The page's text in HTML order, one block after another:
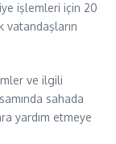
işlemleri için 20
vatandaşların
ve ilgili
sahada
yardım etmeye